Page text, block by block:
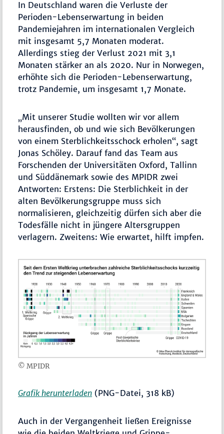
In Deutschland waren die Verluste der
Perioden-Lebenserwartung in beiden
Pandemiejahren im internationalen Vergleich
mit insgesamt 5,7 Monaten moderat.
Allerdings stieg der Verlust 2021 mit 3,1
Monaten stärker an als 2020. Nur in Norwegen,
erhöhte sich die Perioden-Lebenserwartung,
trotz Pandemie, um insgesamt 1,7 Monate.
„Mit unserer Studie wollten wir vor allem
herausfinden, ob und wie sich Bevölkerungen
von einem Sterblichkeitsschock erholen“, sagt
Jonas Schöley. Darauf fand das Team aus
Forschenden der Universitäten Oxford, Tallinn
und Süddänemark sowie des MPIDR zwei
Antworten: Erstens: Die Sterblichkeit in der
alten Bevölkerungsgruppe muss sich
normalisieren, gleichzeitig dürfen sich aber die
Todesfälle nicht in jüngere Altersgruppen
verlagern. Zweitens: Wie erwartet, hilft impfen.
© MPIDR
Grafik herunterladen (PNG-Datei, 318 kB)
Auch in der Vergangenheit ließen Ereignisse